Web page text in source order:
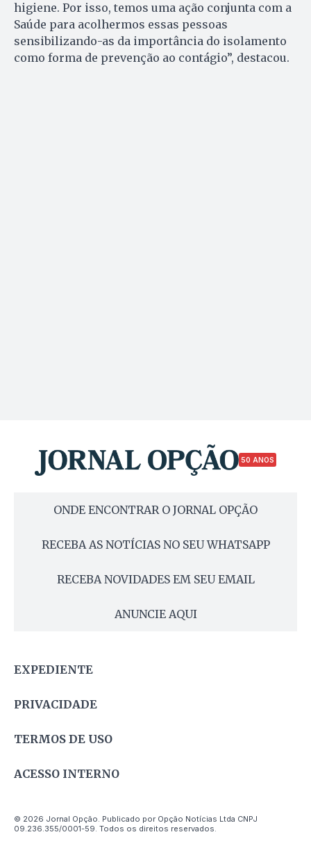
higiene. Por isso, temos uma ação conjunta com a
Saúde para acolhermos essas pessoas
sensibilizando-as da importância do isolamento
como forma de prevenção ao contágio”, destacou.
50 ANOS
ONDE ENCONTRAR O JORNAL OPÇÃO
RECEBA AS NOTÍCIAS NO SEU WHATSAPP
RECEBA NOVIDADES EM SEU EMAIL
ANUNCIE AQUI
EXPEDIENTE
PRIVACIDADE
TERMOS DE USO
ACESSO INTERNO
© 2026 Jornal Opção. Publicado por Opção Notícias Ltda CNPJ
09.236.355/0001-59. Todos os direitos reservados.